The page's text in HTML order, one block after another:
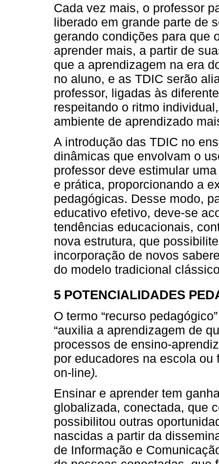
Cada vez mais, o professor
liberado em grande parte de
gerando condições para que
aprender mais, a partir de
que a aprendizagem na era
no aluno, e as TDIC serão
professor, ligadas às
respeitando o ritmo
ambiente de aprendizado
A introdução das TDIC no
dinâmicas que envolvam o
professor deve estimular
e prática, proporcionando a
pedagógicas. Desse modo,
educativo efetivo, deve-se
tendências educacionais,
nova estrutura, que
incorporação de novos
do modelo tradicional
5 POTENCIALIDADES
O termo “recurso
“auxilia a aprendizagem de
processos de ensino-
por educadores na escola ou
on-line).
Ensinar e aprender tem
globalizada, conectada, que
possibilitou outras
nascidas a partir da
de Informação e